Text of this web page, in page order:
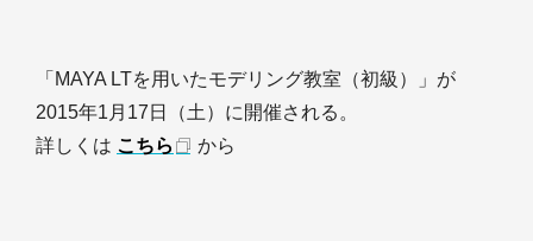
「MAYA LTを用いたモデリング教室（初級）」が
2015年1月17日（土）に開催される。
詳しくは こちら から